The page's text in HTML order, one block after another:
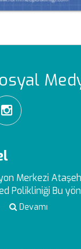
Merkezi
Polikliniği Bu
Devamı